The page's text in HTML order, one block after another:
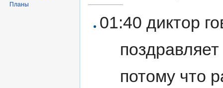
01:40 диктор
потому что
Планы